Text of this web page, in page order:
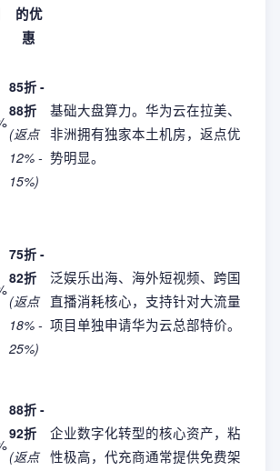
的优
惠
85折 -
88折
(返点
12% -
15%)
基础大盘算力。华为云在拉美、
非洲拥有独家本土机房，返点优
势明显。
75折 -
82折
(返点
18% -
25%)
泛娱乐出海、海外短视频、跨国
直播消耗核心，支持针对大流量
项目单独申请华为云总部特价。
88折 -
92折
(返点
企业数字化转型的核心资产，粘
性极高，代充商通常提供免费架